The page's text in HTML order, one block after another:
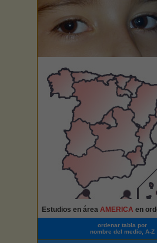
Estudios en área AMERICA en
ordenar tabla por
nombre del medio, A-Z